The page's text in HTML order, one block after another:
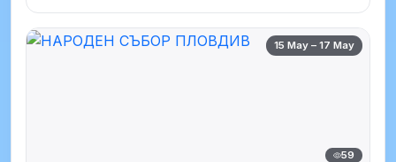
15 May – 17 May
59